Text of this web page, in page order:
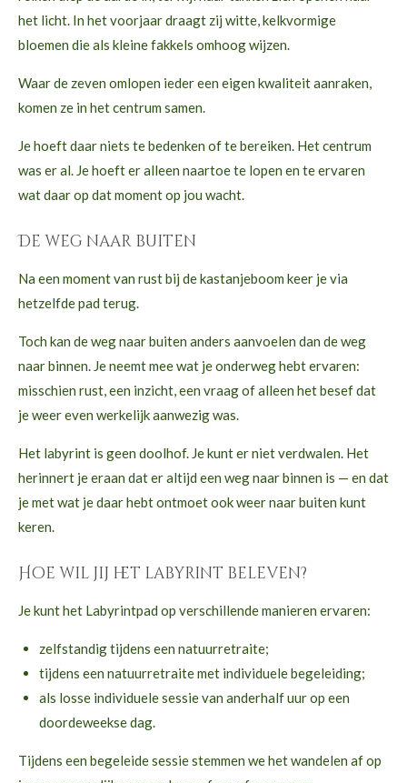
het licht. In het voorjaar draagt zij witte, kelkvormige
bloemen die als kleine fakkels omhoog wijzen.
Waar de zeven omlopen ieder een eigen kwaliteit aanraken,
komen ze in het centrum samen.
Je hoeft daar niets te bedenken of te bereiken. Het centrum
was er al. Je hoeft er alleen naartoe te lopen en te ervaren
wat daar op dat moment op jou wacht.
De weg naar buiten
Na een moment van rust bij de kastanjeboom keer je via
hetzelfde pad terug.
Toch kan de weg naar buiten anders aanvoelen dan de weg
naar binnen. Je neemt mee wat je onderweg hebt ervaren:
misschien rust, een inzicht, een vraag of alleen het besef dat
je weer even werkelijk aanwezig was.
Het labyrint is geen doolhof. Je kunt er niet verdwalen. Het
herinnert je eraan dat er altijd een weg naar binnen is — en dat
je met wat je daar hebt ontmoet ook weer naar buiten kunt
keren.
Hoe wil jij het labyrint beleven?
Je kunt het Labyrintpad op verschillende manieren ervaren:
zelfstandig tijdens een natuurretraite;
tijdens een natuurretraite met individuele begeleiding;
als losse individuele sessie van anderhalf uur op een
doordeweekse dag.
Tijdens een begeleide sessie stemmen we het wandelen af op